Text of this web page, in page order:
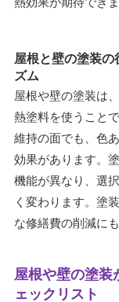
屋根と壁の塗装の
ズム
屋根や壁の塗装は
熱塗料を使うこと
維持の面でも、色
効果があります。
機能が異なり、選
く変わります。塗
な修繕費の削減に
屋根や壁の塗装
ェックリスト